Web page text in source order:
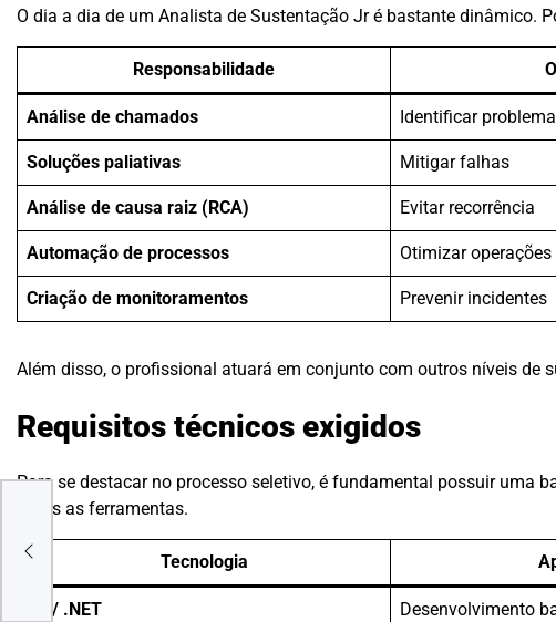
O dia a dia de um Analista de Sustentação Jr é bastante dinâmico.
Responsabilidade
Análise de chamados Identificar
Soluções paliativas Mitigar falhas
Análise de causa raiz (RCA) Evitar recorrência
Automação de processos Otimizar operações
Criação de monitoramentos Prevenir incidentes
Além disso, o profissional atuará em conjunto com outros níveis de
Requisitos técnicos exigidos
Para se destacar no processo seletivo, é fundamental possuir uma
todas as ferramentas.
Tecnologia
C# / .NET Desenvolvimento